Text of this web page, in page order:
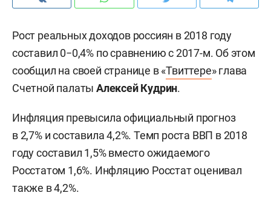
Рост реальных доходов россиян в 2018 году
составил 0−0,4% по сравнению с 2017-м. Об этом
сообщил на своей странице в «Твиттере» глава
Счетной палатыАлексей Кудрин.
Инфляция превысила официальный прогноз
в 2,7% и составила 4,2%. Темп роста ВВП в 2018
году составил 1,5% вместо ожидаемого
Росстатом 1,6%. Инфляцию Росстат оценивал
также в 4,2%.